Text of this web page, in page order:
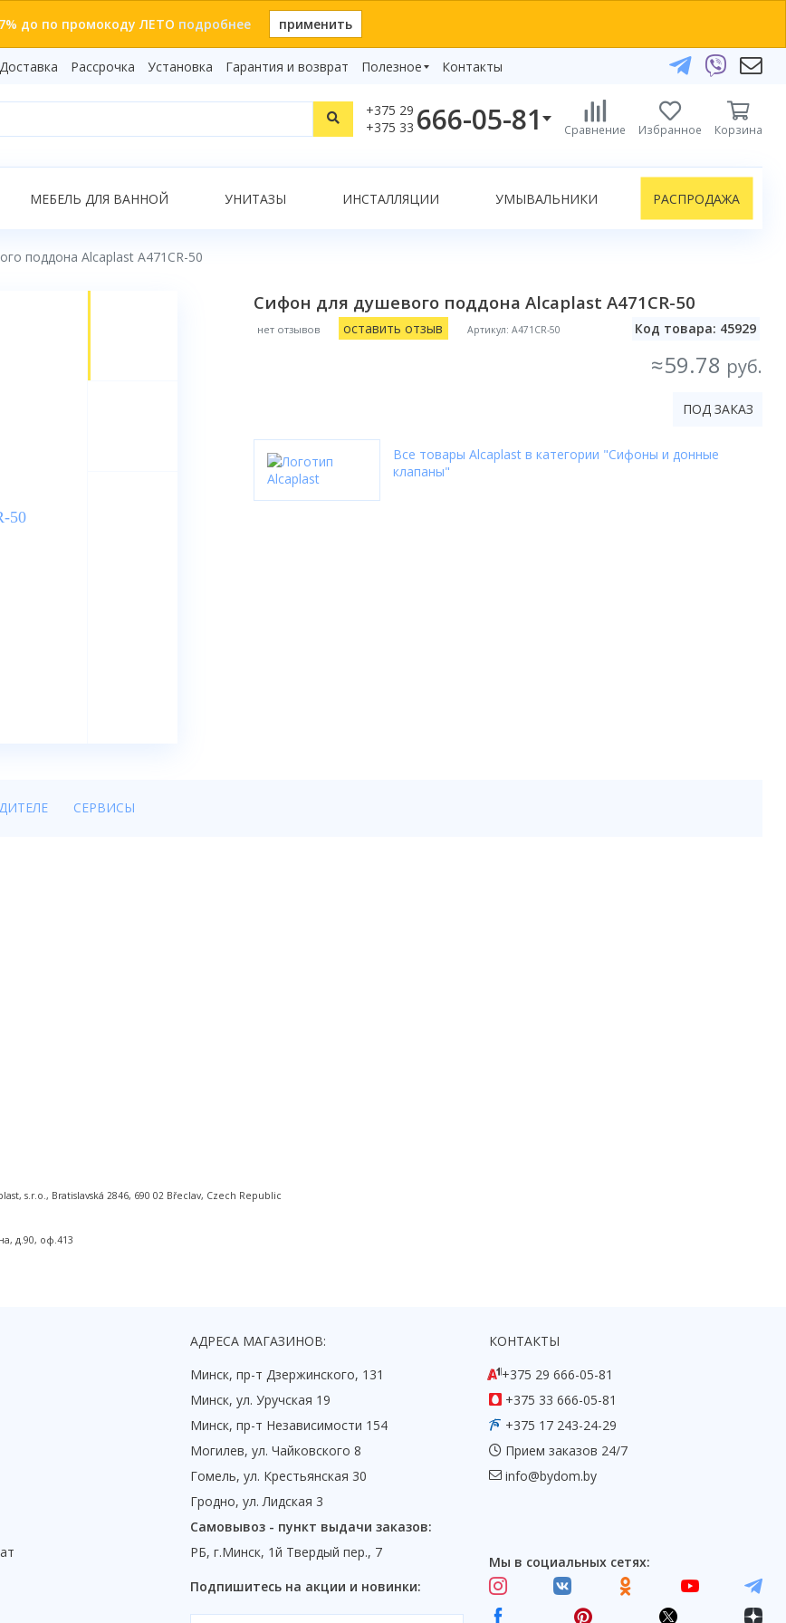
до по промокоду ЛЕТО подробнее применить
Доставка Рассрочка Установка Гарантия и возврат
Полезное
Видеообзоры
Бренды
Контакты
+375 29
+375 33 666-05-81
+375 29 666-05-81
+375 17 243-24-29
Telegram
Viber
Сравнение Избранное Корзина
Показать все результаты
МЕБЕЛЬ ДЛЯ ВАННОЙ УНИТАЗЫ ИНСТАЛЛЯЦИИ УМЫВАЛЬНИКИ РАСПРОДАЖА
поддона Alcaplast A471CR-50
Сифон для душевого поддона Alcaplast A471CR-50
нет отзывов оставить отзыв Артикул: A471CR-50 Код товара: 45929
≈59.78 руб.
ПОД ЗАКАЗ
Все товары Alcaplast в категории "Сифоны и донные
клапаны"
СЕРВИСЫ
s.r.o., Bratislavská 2846, 690 02 Břeclav, Czech Republic
д.90, оф.413
АДРЕСА МАГАЗИНОВ:
Минск, пр-т Дзержинского, 131
Минск, ул. Уручская 19
Минск, пр-т Независимости 154
Могилев, ул. Чайковского 8
Гомель, ул. Крестьянская 30
Гродно, ул. Лидская 3
Самовывоз - пункт выдачи заказов:
РБ, г.Минск, 1й Твердый пер., 7
Подпишитесь на акции и новинки:
КОНТАКТЫ
+375 29 666-05-81
+375 33 666-05-81
+375 17 243-24-29
Прием заказов 24/7
info@bydom.by
Мы в социальных сетях: